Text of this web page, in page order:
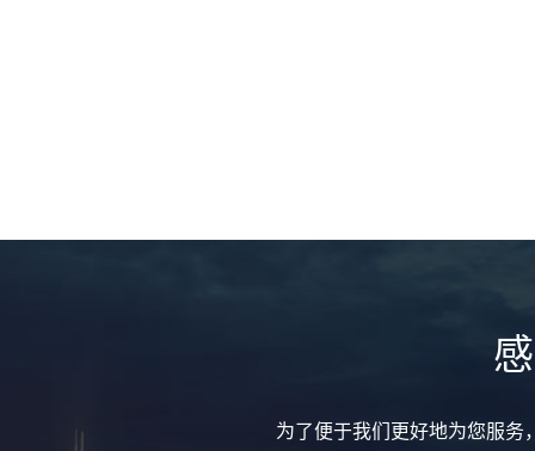
为了便于我们更好地为您服务